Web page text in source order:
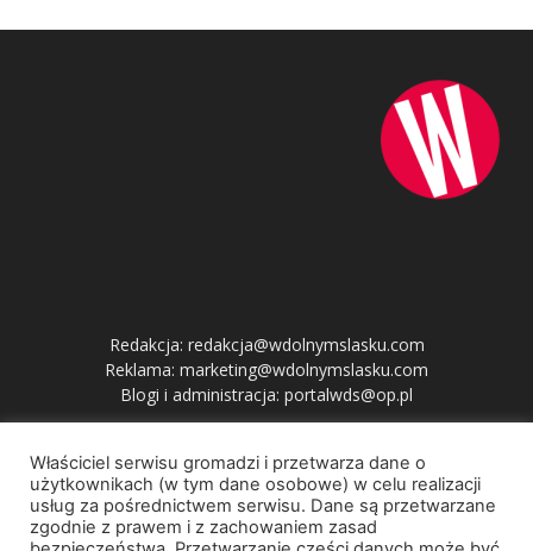
Redakcja: redakcja@wdolnymslasku.com
Reklama: marketing@wdolnymslasku.com
Blogi i administracja: portalwds@op.pl
PRZYDATNE LINKI
Właściciel serwisu gromadzi i przetwarza dane o
użytkownikach (w tym dane osobowe) w celu realizacji
usług za pośrednictwem serwisu. Dane są przetwarzane
zgodnie z prawem i z zachowaniem zasad